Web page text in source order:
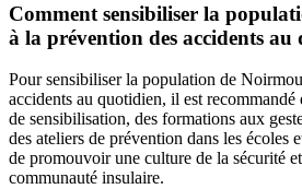
Comment sensibiliser la
à la prévention des accidents au
Pour sensibiliser la population de
accidents au quotidien, il est recommandé
de sensibilisation, des formations aux
des ateliers de prévention dans les écoles
de promouvoir une culture de la sécurité
communauté insulaire.